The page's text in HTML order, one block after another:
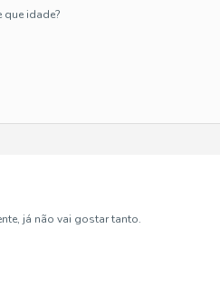
idade?
já não vai gostar tanto.